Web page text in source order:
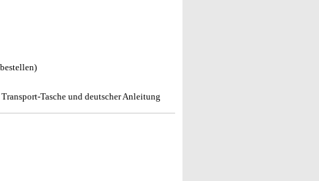
Tasche und deutscher Anleitung